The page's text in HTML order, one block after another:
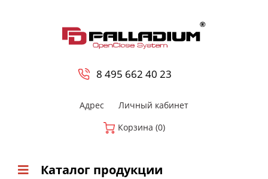
8 495 662 40 23
Адрес
Личный кабинет
Корзина (0)
Каталог продукции